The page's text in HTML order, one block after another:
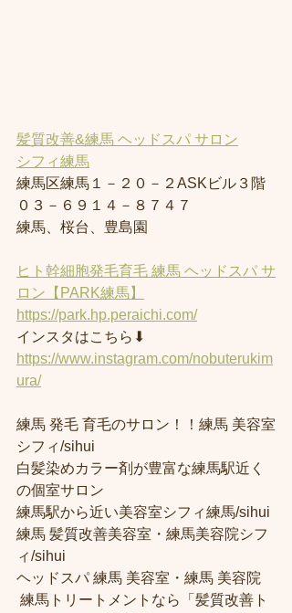
髪質改善&練馬 ヘッドスパ サロン
シフィ練馬
練馬区練馬１－２０－２ASKビル３階
０３－６９１４－８７４７
練馬、桜台、豊島園
ヒト幹細胞発毛育毛 練馬 ヘッドスパ サ
ロン【PARK練馬】
https://park.hp.peraichi.com/
インスタはこちら⬇︎
https://www.instagram.com/nobuterukim
ura/
練馬 発毛 育毛のサロン！！練馬 美容室
シフィ/sihui
白髪染めカラー剤が豊富な練馬駅近く
の個室サロン
練馬駅から近い美容室シフィ練馬/sihui
練馬 髪質改善美容室・練馬美容院シフ
ィ/sihui
ヘッドスパ 練馬 美容室・練馬 美容院
練馬トリートメントなら「髪質改善ト